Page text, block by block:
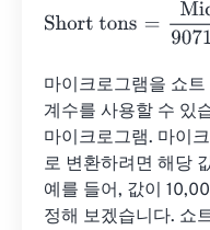
Short tons
마이크로그램을 쇼
계수를 사용할 수 있
마이크로그램. 마이
로 변환하려면 해당
예를 들어, 값이
정해 보겠습니다. 쇼